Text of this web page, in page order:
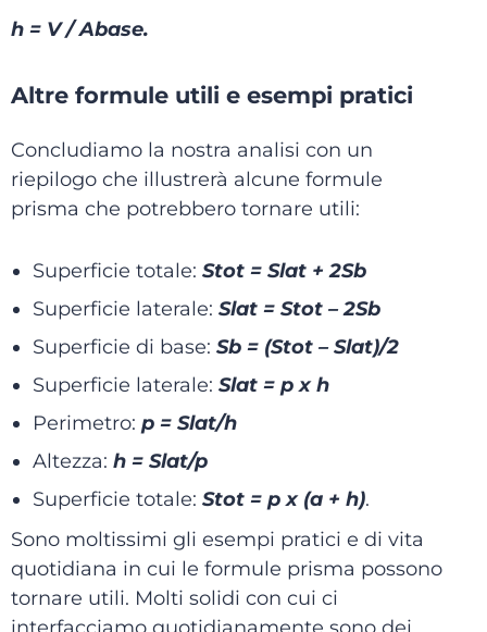
h = V / Abase.
Altre formule utili e esempi pratici
Concludiamo la nostra analisi con un
riepilogo che illustrerà alcune formule
prisma che potrebbero tornare utili:
Superficie totale: Stot = Slat + 2Sb
Superficie laterale: Slat = Stot – 2Sb
Superficie di base: Sb = (Stot – Slat)/2
Superficie laterale: Slat = p x h
Perimetro: p = Slat/h
Altezza: h = Slat/p
Superficie totale: Stot = p x (a + h).
Sono moltissimi gli esempi pratici e di vita
quotidiana in cui le formule prisma possono
tornare utili. Molti solidi con cui ci